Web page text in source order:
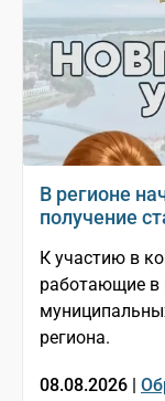
В регионе
получение
К участию в
работающие в
региона.
08.08.2026 |